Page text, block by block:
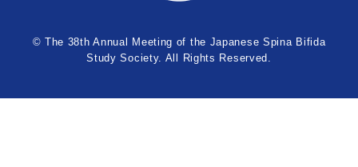
© The 38th Annual Meeting of the Japanese Spina Bifida
Study Society. All Rights Reserved.